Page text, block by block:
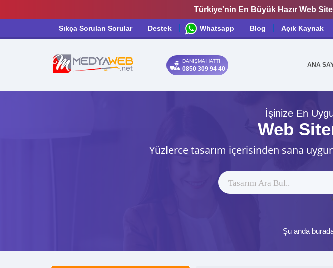
Türkiye'nin En Büyük Hazır Web
Sıkça Sorulan Sorular Destek Whatsapp Blog Açık Kaynak
DANIŞMA HATTI
0850 309 94 40
ANA
İşinize En
Web
Yüzlerce tasarım içerisinden sana
Şu anda